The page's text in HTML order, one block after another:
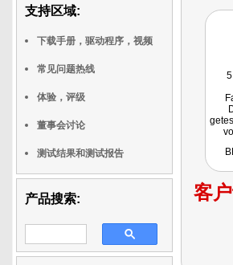
支持区域:
下载手册，驱动程序，视频
常见问题热线
体验，评级
董事会讨论
测试结果和测试报告
产品搜索: 客